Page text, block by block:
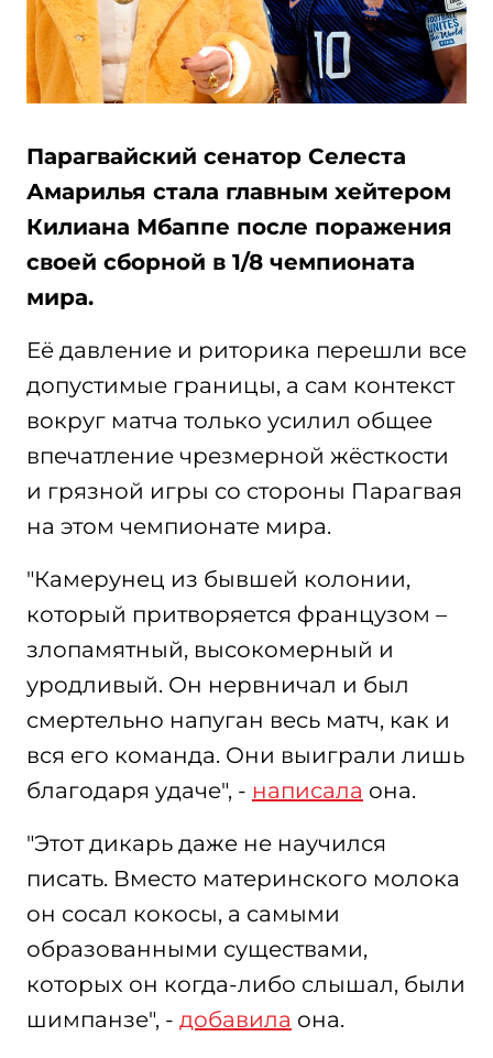
Парагвайский сенатор Селеста
Амарилья стала главным хейтером
Килиана Мбаппе после поражения
своей сборной в 1/8 чемпионата
мира.
Её давление и риторика перешли все
допустимые границы, а сам контекст
вокруг матча только усилил общее
впечатление чрезмерной жёсткости
и грязной игры со стороны Парагвая
на этом чемпионате мира.
"Камерунец из бывшей колонии,
который притворяется французом –
злопамятный, высокомерный и
уродливый. Он нервничал и был
смертельно напуган весь матч, как и
вся его команда. Они выиграли лишь
благодаря удаче", - написала она.
"Этот дикарь даже не научился
писать. Вместо материнского молока
он сосал кокосы, а самыми
образованными существами,
которых он когда-либо слышал, были
шимпанзе", - добавила она.